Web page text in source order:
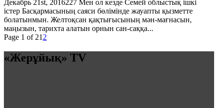
Декабрь 21st, 2016227 Мен ол кезде Семей облыстық ішкі
істер Басқармасының саяси бөлімінде жауапты қызметте
болатынмын. Желтоқсан қақтығысының мән-мағнасын,
маңызын, тарихта алатын орнын сан-саққа...
Page 1 of 21 2
«Жерұйық» TV